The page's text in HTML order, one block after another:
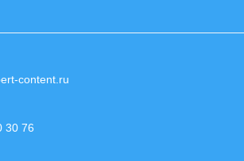
content.ru
30 76